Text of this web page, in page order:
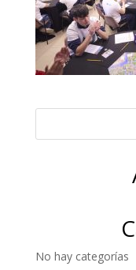
No hay categorías